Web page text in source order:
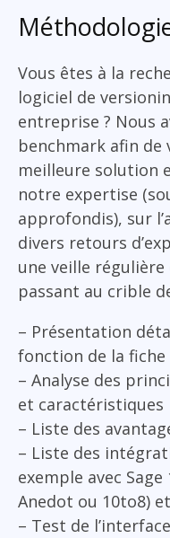
Vous êtes à la
logiciel de
entreprise ? Nous
benchmark afin de
meilleure solution
notre expertise
approfondis), sur
divers retours
une veille
passant au crible
– Présentation
fonction de la fiche
– Analyse des
et caractéristiques
– Liste des
– Liste des
exemple avec
Anedot ou 10to8)
– Test de